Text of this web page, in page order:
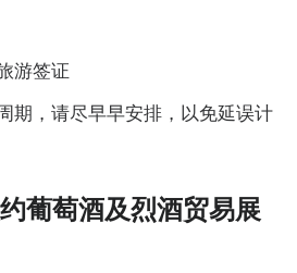
游签证
期，请尽早早安排，以免延误计
葡萄酒及烈酒贸易展